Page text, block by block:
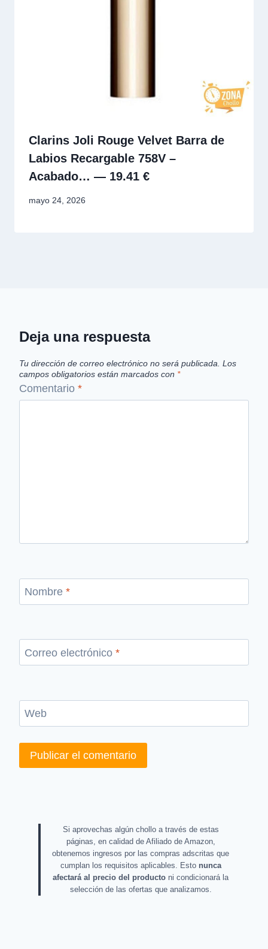
Clarins Joli Rouge Velvet Barra de
Labios Recargable 758V –
Acabado… — 19.41 €
mayo 24, 2026
Deja una respuesta
Tu dirección de correo electrónico no será publicada. Los
campos obligatorios están marcados con *
Comentario *
Nombre *
Correo electrónico *
Web
Si aprovechas algún chollo a través de estas
páginas, en calidad de Afiliado de Amazon,
obtenemos ingresos por las compras adscritas que
cumplan los requisitos aplicables. Esto nunca
afectará al precio del producto ni condicionará la
selección de las ofertas que analizamos.